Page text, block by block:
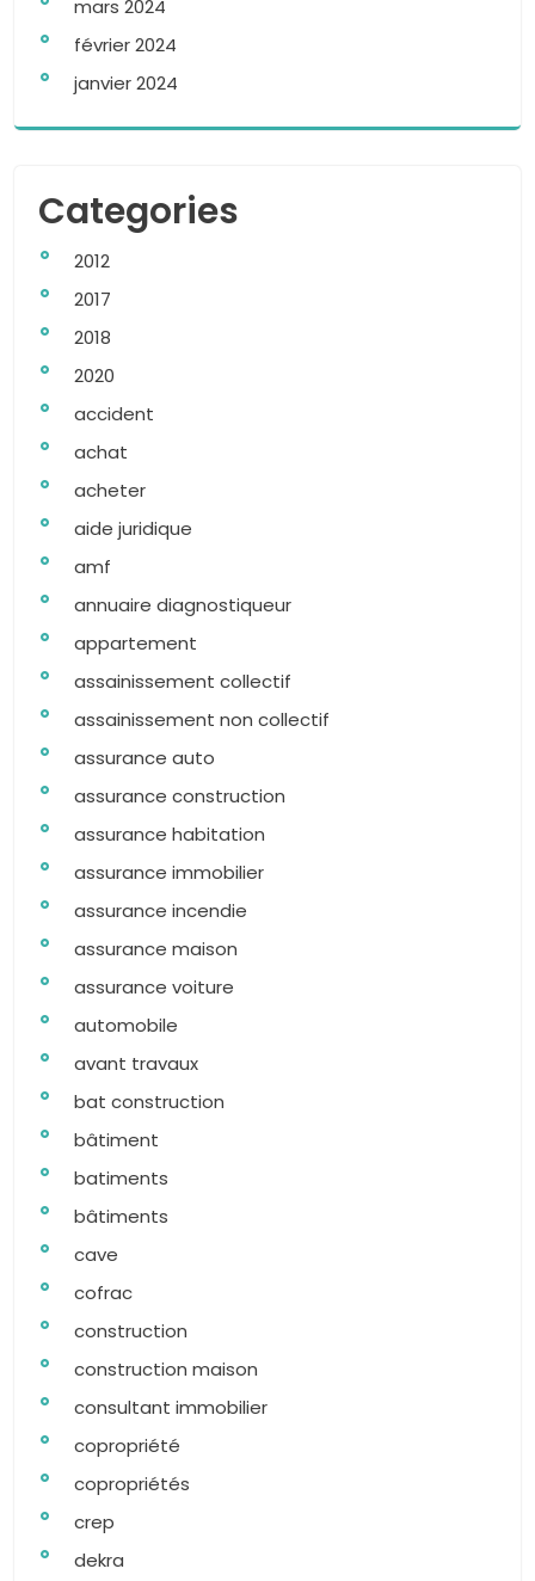
mars 2024
février 2024
janvier 2024
Categories
2012
2017
2018
2020
accident
achat
acheter
aide juridique
amf
annuaire diagnostiqueur
appartement
assainissement collectif
assainissement non collectif
assurance auto
assurance construction
assurance habitation
assurance immobilier
assurance incendie
assurance maison
assurance voiture
automobile
avant travaux
bat construction
bâtiment
batiments
bâtiments
cave
cofrac
construction
construction maison
consultant immobilier
copropriété
copropriétés
crep
dekra